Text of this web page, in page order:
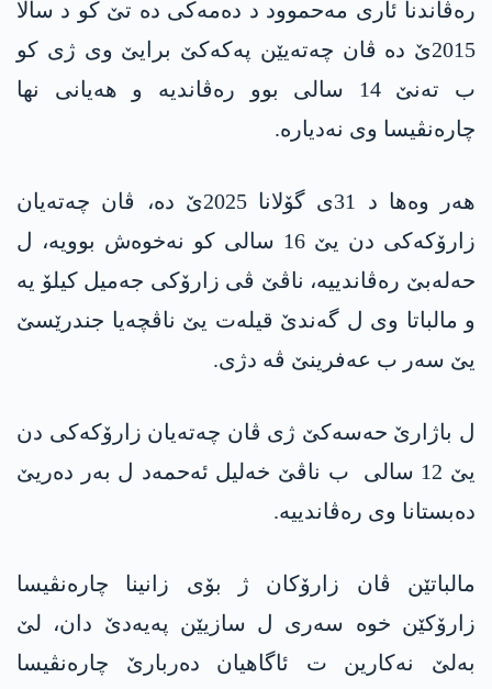
رەڤاندنا ئاری مەحموود د دەمەکی دە تێ کو د سالا
2015ێ دە ڤان چەتەیێن پەکەکێ برایێ وی ژی کو
ب تەنێ 14 سالی بوو رەڤاندیە و هەیانی نها
چارەنڤیسا وی نەدیارە.
هەر وەها د 31ی گۆلانا 2025ێ دە، ڤان چەتەیان
زارۆکەکی دن یێ 16 سالی کو نەخوەش بوویە، ل
حەلەبێ رەڤاندییە، ناڤێ ڤی زارۆکی جەمیل کیلۆ یە
و مالباتا وی ل گەندێ قیلەت یێ ناڤچەیا جندرێسێ
یێ سەر ب عەفرینێ ڤە دژی.
ل باژارێ حەسەکێ ژی ڤان چەتەیان زارۆکەکی دن
یێ 12 سالی ب ناڤێ خەلیل ئەحمەد ل بەر دەریێ
دەبستانا وی رەڤاندییە.
مالباتێن ڤان زارۆکان ژ بۆی زانینا چارەنڤیسا
زارۆکێن خوە سەری ل سازیێن پەیەدێ دان، لێ
بەلێ نەکارین ت ئاگاهیان دەربارێ چارەنڤیسا